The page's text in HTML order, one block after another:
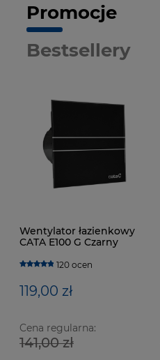
Promocje
Bestsellery
Wentylator łazienkowy
CATA E100 G Czarny
120 ocen
119,00 zł
Cena regularna:
141,00 zł